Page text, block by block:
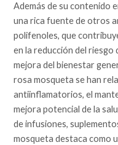
Además de su contenido
una rica fuente de otros
polifenoles, que
en la reducción del riesgo
mejora del bienestar
rosa mosqueta se han
antiinflamatorios, el
mejora potencial de la
de infusiones,
mosqueta destaca como